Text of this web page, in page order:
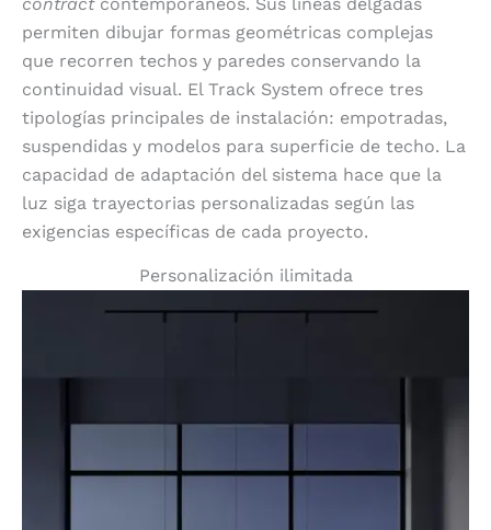
permiten dibujar formas geométricas complejas
que recorren techos y paredes conservando la
continuidad visual. El Track System ofrece tres
tipologías principales de instalación: empotradas,
suspendidas y modelos para superficie de techo. La
capacidad de adaptación del sistema hace que la
luz siga trayectorias personalizadas según las
exigencias específicas de cada proyecto.
Personalización ilimitada